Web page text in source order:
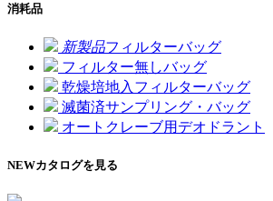
消耗品
新製品フィルターバッグ
フィルター無しバッグ
乾燥培地入フィルターバッグ
滅菌済サンプリング・バッグ
オートクレーブ用デオドラント
NEWカタログを見る